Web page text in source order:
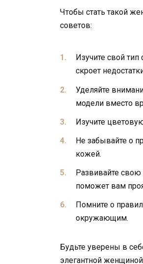
Чтобы стать такой
советов:
Изучите свой
скроет
Уделяйте
модели вместо
Изучите
Не забывайте о
кожей.
Развивайте свою
поможет вам
Помните о
окружающим.
Будьте уверены в
элегантной